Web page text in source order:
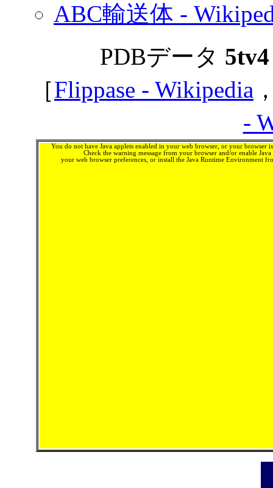
ABC輸送体 -
PDBデータ 5tv4
［Flippase - Wikipedia
-
You do not have Java applets enabled in your web browser, or your browser
Check the warning message from your browser and/or enable Java
your web browser preferences, or install the Java Runtime Environment